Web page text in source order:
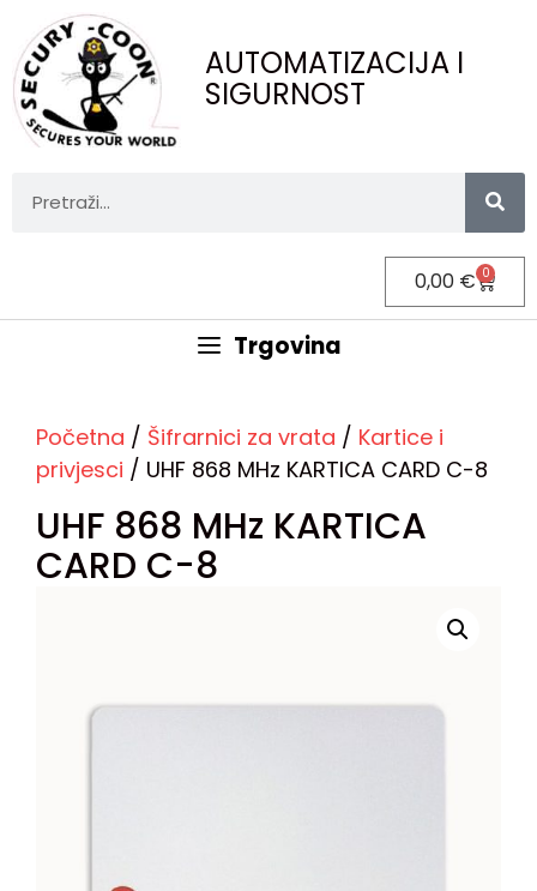
AUTOMATIZACIJA I
SIGURNOST
0,00 € 0
Trgovina
Početna / Šifrarnici za vrata / Kartice i
privjesci / UHF 868 MHz KARTICA CARD C-8
UHF 868 MHz KARTICA
CARD C-8